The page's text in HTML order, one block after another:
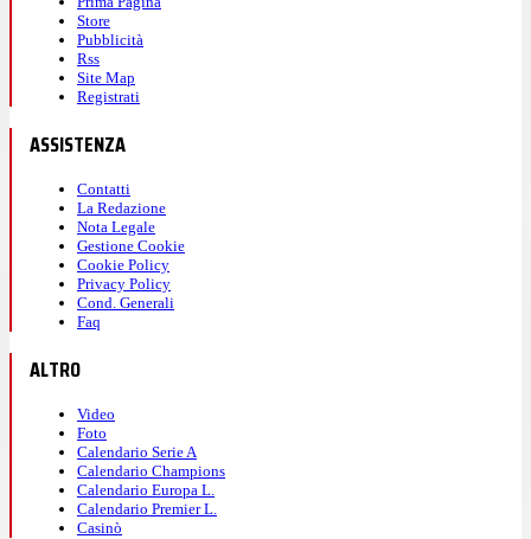
Store
Pubblicità
Rss
Site Map
Registrati
ASSISTENZA
Contatti
La Redazione
Nota Legale
Gestione Cookie
Cookie Policy
Privacy Policy
Cond. Generali
Faq
ALTRO
Video
Foto
Calendario Serie A
Calendario Champions
Calendario Europa L.
Calendario Premier L.
Casinò